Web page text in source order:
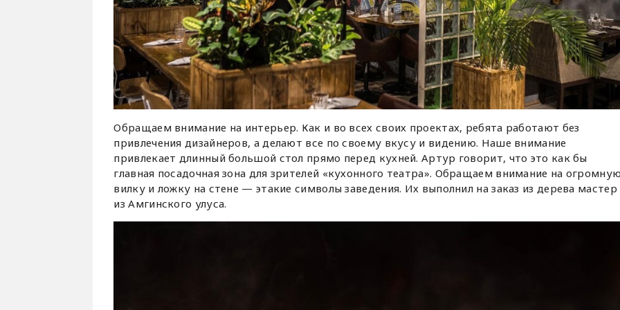
Обращаем внимание на интерьер. Как и во всех своих проектах, ребята работают без
привлечения дизайнеров, а делают все по своему вкусу и видению. Наше внимание
привлекает длинный большой стол прямо перед кухней. Артур говорит, что это как бы
главная посадочная зона для зрителей «кухонного театра». Обращаем внимание на
вилку и ложку на стене — этакие символы заведения. Их выполнил на заказ из дерева мастер
из Амгинского улуса.